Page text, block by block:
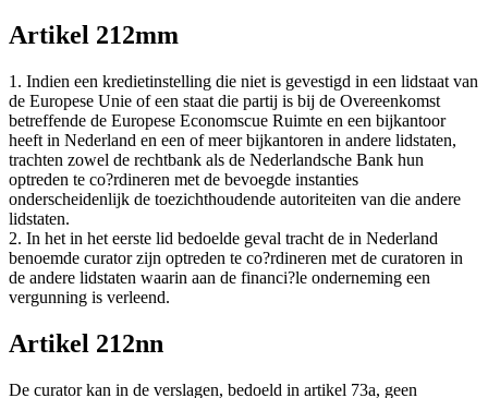
Artikel 212mm
1. Indien een kredietinstelling die niet is gevestigd in een lidstaat van
de Europese Unie of een staat die partij is bij de Overeenkomst
betreffende de Europese Economscue Ruimte en een bijkantoor
heeft in Nederland en een of meer bijkantoren in andere lidstaten,
trachten zowel de rechtbank als de Nederlandsche Bank hun
optreden te co?rdineren met de bevoegde instanties
onderscheidenlijk de toezichthoudende autoriteiten van die andere
lidstaten.
2. In het in het eerste lid bedoelde geval tracht de in Nederland
benoemde curator zijn optreden te co?rdineren met de curatoren in
de andere lidstaten waarin aan de financi?le onderneming een
vergunning is verleend.
Artikel 212nn
De curator kan in de verslagen, bedoeld in artikel 73a, geen